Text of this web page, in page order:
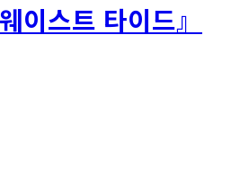
스트 타이드』